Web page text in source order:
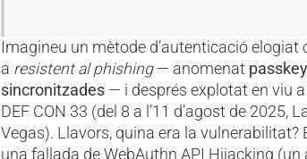
Imagineu un mètode d’autenticació elogiat
a resistent al phishing— anomenat
sincronitzades— i després explotat en viu a
DEF CON 33 (del 8 a l’11 d’agost de 2025,
Vegas). Llavors, quina era la vulnerabilitat?
una fallada de WebAuthn API Hijacking (un